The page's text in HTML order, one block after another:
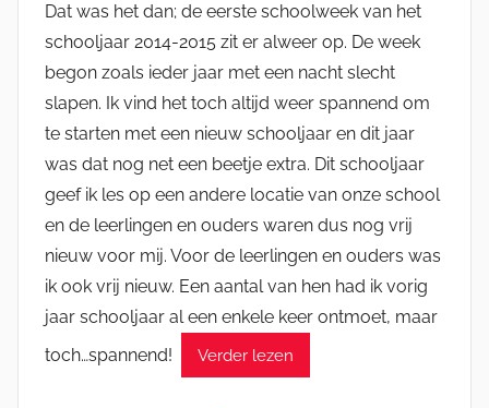
Dat was het dan; de eerste schoolweek van het
schooljaar 2014-2015 zit er alweer op. De week
begon zoals ieder jaar met een nacht slecht
slapen. Ik vind het toch altijd weer spannend om
te starten met een nieuw schooljaar en dit jaar
was dat nog net een beetje extra. Dit schooljaar
geef ik les op een andere locatie van onze school
en de leerlingen en ouders waren dus nog vrij
nieuw voor mij. Voor de leerlingen en ouders was
ik ook vrij nieuw. Een aantal van hen had ik vorig
jaar schooljaar al een enkele keer ontmoet, maar
toch…spannend!
Verder lezen